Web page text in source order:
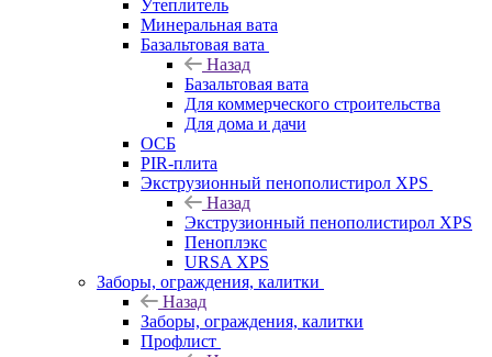
Утеплитель
Минеральная вата
Базальтовая вата
Назад
Базальтовая вата
Для коммерческого строительства
Для дома и дачи
ОСБ
PIR-плита
Экструзионный пенополистирол XPS
Назад
Экструзионный пенополистирол XPS
Пеноплэкс
URSA XPS
Заборы, ограждения, калитки
Назад
Заборы, ограждения, калитки
Профлист